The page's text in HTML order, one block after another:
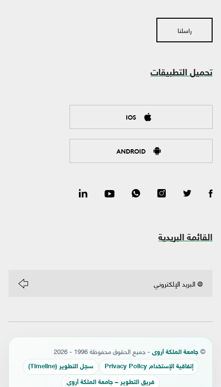
راسلنا
تحميل التطبيقات
IOS
ANDROID
القائمة البريدية
© جامعة الملكة أروى - جميع الحقوق محفوظة 1996 - 2026
إتفاقية الإستخدام Privacy Policy سجل التطوير (Timeline)
فريق التطوير – جامعة الملكة أروى